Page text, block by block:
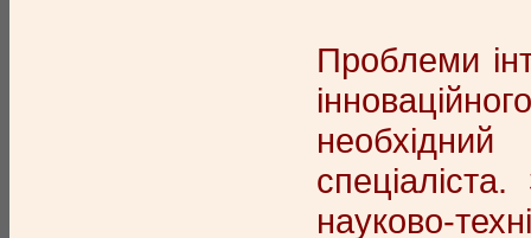
Проблеми
необхідний
науково-